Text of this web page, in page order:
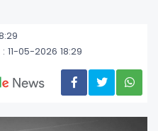
11-05-2026 18:29